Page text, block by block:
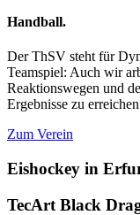
Handball.
Der ThSV steht für
Teamspiel: Auch wir
Reaktionswegen und
Ergebnisse zu
Zum Verein
Eishockey in
TecArt Black